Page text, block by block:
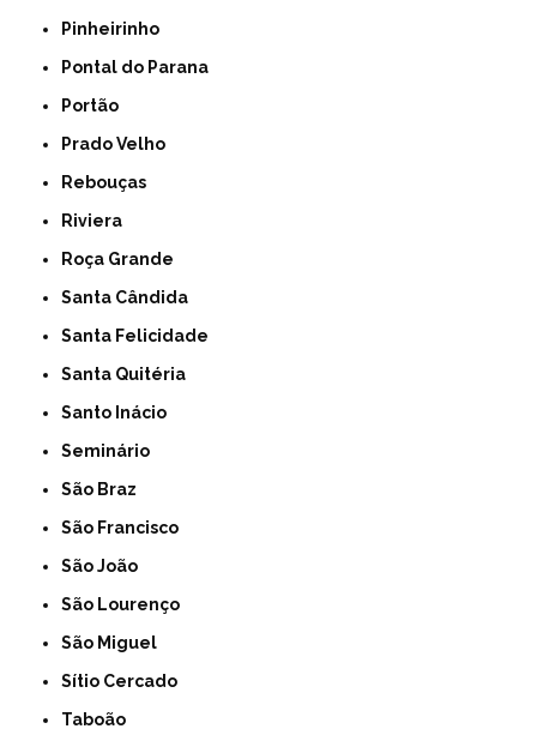
Pinheirinho
Pontal do Parana
Portão
Prado Velho
Rebouças
Riviera
Roça Grande
Santa Cândida
Santa Felicidade
Santa Quitéria
Santo Inácio
Seminário
São Braz
São Francisco
São João
São Lourenço
São Miguel
Sítio Cercado
Taboão